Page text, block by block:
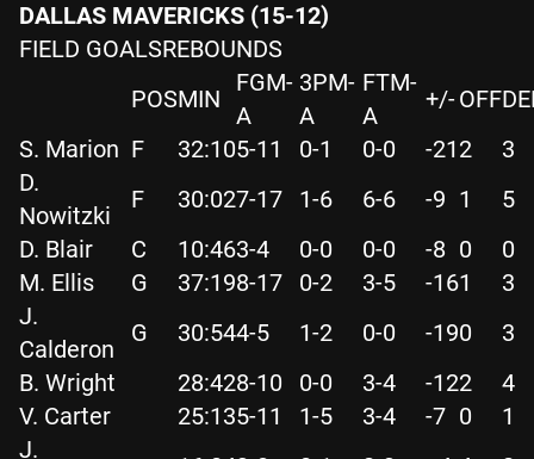
DALLAS MAVERICKS (15-12)
FIELD GOALSREBOUNDS
POSMIN
FGM-
A
3PM-
A
FTM-
A
+/-OFF
S. Marion F 32:105-11 0-1 0-0 -212
3
D.
Nowitzki
F 30:027-17 1-6 6-6 -9 1
5
D. Blair
C 10:463-4 0-0 0-0 -8 0
0
M. Ellis
G 37:198-17 0-2 3-5 -161
3
J.
Calderon
G 30:544-5 1-2 0-0 -190
3
B. Wright
28:428-10 0-0 3-4 -122
4
V. Carter
25:135-11 1-5 3-4 -7 0
1
J.